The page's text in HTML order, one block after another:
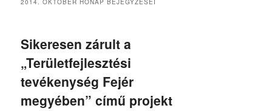
2014. OKTÓBER HÓNAP BEJEGYZÉSEI
Sikeresen zárult a
„Területfejlesztési
tevékenység Fejér
megyében” című projekt